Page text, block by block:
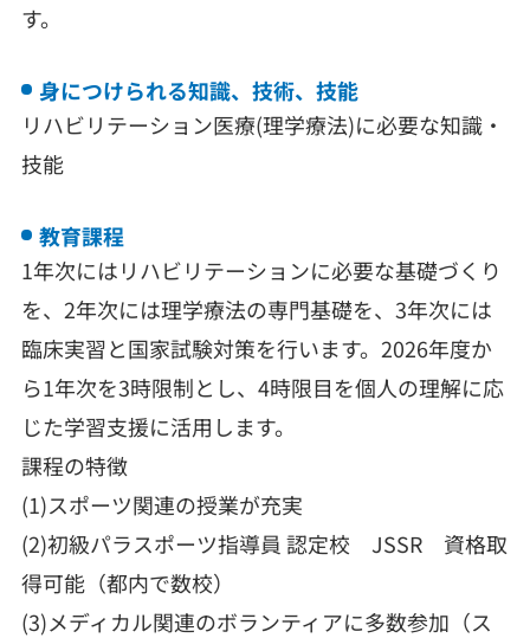
す。
身につけられる知識、技術、技能
リハビリテーション医療(理学療法)に必要な知識・
技能
教育課程
1年次にはリハビリテーションに必要な基礎づくり
を、2年次には理学療法の専門基礎を、3年次には
臨床実習と国家試験対策を行います。2026年度か
ら1年次を3時限制とし、4時限目を個人の理解に応
じた学習支援に活用します。
課程の特徴
(1)スポーツ関連の授業が充実
(2)初級パラスポーツ指導員 認定校 JSSR 資格取
得可能（都内で数校）
(3)メディカル関連のボランティアに多数参加（ス